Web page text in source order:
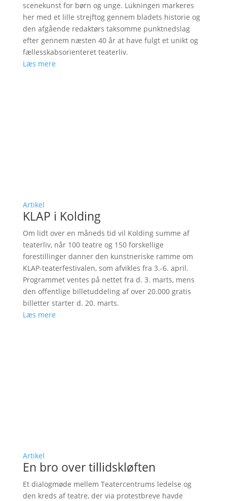
scenekunst for børn og unge. Lukningen markeres
her med et lille strejftog gennem bladets historie og
den afgående redaktørs taksomme punktnedslag
efter gennem næsten 40 år at have fulgt et unikt og
fællesskabsorienteret teaterliv.
Læs mere
Artikel
KLAP i Kolding
Om lidt over en måneds tid vil Kolding summe af
teaterliv, når 100 teatre og 150 forskellige
forestillinger danner den kunstneriske ramme om
KLAP-teaterfestivalen, som afvikles fra 3.-6. april.
Programmet ventes på nettet fra d. 3. marts, mens
den offentlige billetuddeling af over 20.000 gratis
billetter starter d. 20. marts.
Læs mere
Artikel
En bro over tillidskløften
Et dialogmøde mellem Teatercentrums ledelse og
den kreds af teatre, der via protestbreve havde